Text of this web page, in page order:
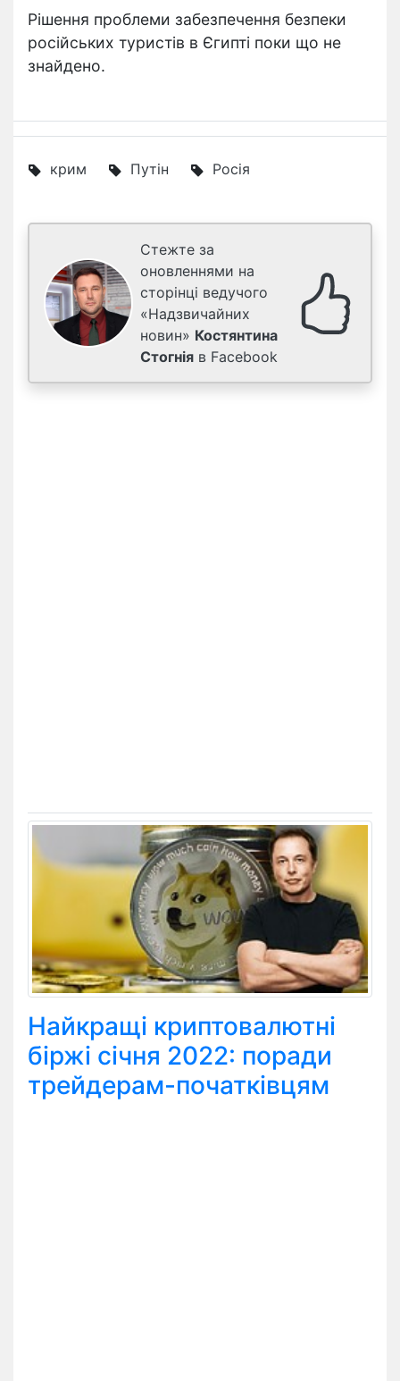
Рішення проблеми забезпечення безпеки
російських туристів в Єгипті поки що не
знайдено.
крим Путін Росія
Стежте за
оновленнями на
сторінці ведучого
«Надзвичайних
новин» Костянтина
Стогнія в Facebook
Найкращі криптовалютні
біржі січня 2022: поради
трейдерам-початківцям